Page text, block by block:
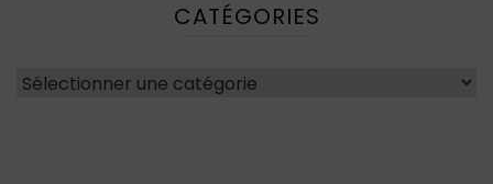
CATÉGORIES
Catégories